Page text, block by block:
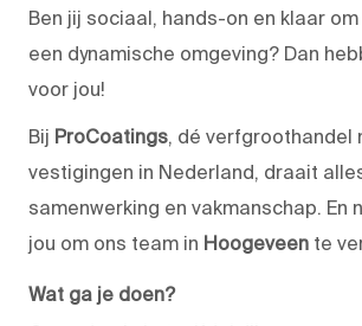
Ben jij sociaal, hands-on en klaar
een dynamische omgeving? Dan
voor jou!
Bij ProCoatings, dé verfgroothandel
vestigingen in Nederland, draait
samenwerking en vakmanschap. En
jou om ons team in Hoogeveen te
Wat ga je doen?